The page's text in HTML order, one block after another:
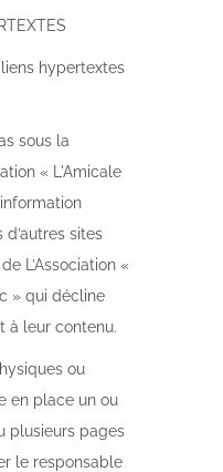
hypertextes
sous la
« L'Amicale
information
sites
L’Association «
» qui décline
à leur contenu.
ou
en place un ou
plusieurs pages
le responsable